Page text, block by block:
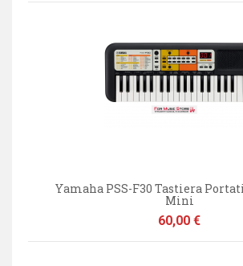
Yamaha PSS-F30 Tastiera
Mini
Prezzo
60,00 €